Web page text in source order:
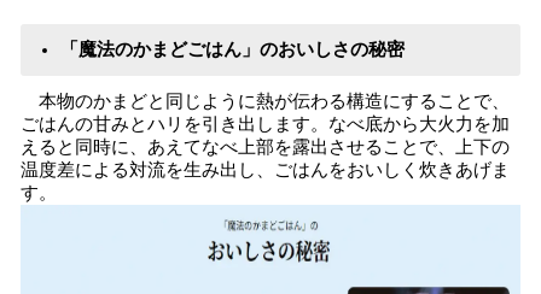
「魔法のかまどごはん」のおいしさの秘密
本物のかまどと同じように熱が伝わる構造にすることで、
ごはんの甘みとハリを引き出します。なべ底から大火力を加
えると同時に、あえてなべ上部を露出させることで、上下の
温度差による対流を生み出し、ごはんをおいしく炊きあげま
す。